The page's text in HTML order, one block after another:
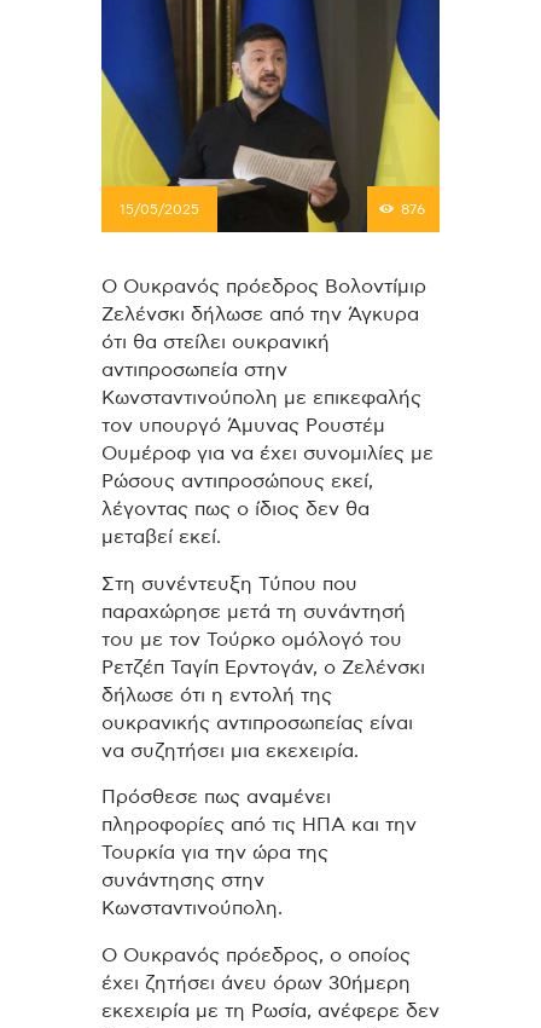
15/05/2025 876
Ο Ουκρανός πρόεδρος Βολοντίμιρ
Ζελένσκι δήλωσε από την Άγκυρα
ότι θα στείλει ουκρανική
αντιπροσωπεία στην
Κωνσταντινούπολη με επικεφαλής
τον υπουργό Άμυνας Ρουστέμ
Ουμέροφ για να έχει συνομιλίες με
Ρώσους αντιπροσώπους εκεί,
λέγοντας πως ο ίδιος δεν θα
μεταβεί εκεί.
Στη συνέντευξη Τύπου που
παραχώρησε μετά τη συνάντησή
του με τον Τούρκο ομόλογό του
Ρετζέπ Ταγίπ Ερντογάν, ο Ζελένσκι
δήλωσε ότι η εντολή της
ουκρανικής αντιπροσωπείας είναι
να συζητήσει μια εκεχειρία.
Πρόσθεσε πως αναμένει
πληροφορίες από τις ΗΠΑ και την
Τουρκία για την ώρα της
συνάντησης στην
Κωνσταντινούπολη.
Ο Ουκρανός πρόεδρος, ο οποίος
έχει ζητήσει άνευ όρων 30ήμερη
εκεχειρία με τη Ρωσία, ανέφερε δεν